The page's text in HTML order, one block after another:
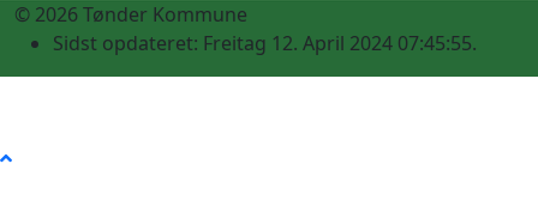
© 2026 Tønder Kommune
Sidst opdateret: Freitag 12. April 2024 07:45:55.